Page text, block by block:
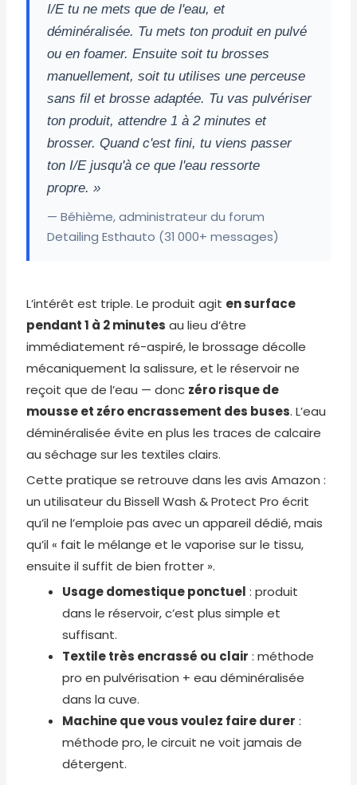
I/E tu ne mets que de l'eau, et
déminéralisée. Tu mets ton produit en pulvé
ou en foamer. Ensuite soit tu brosses
manuellement, soit tu utilises une perceuse
sans fil et brosse adaptée. Tu vas pulvériser
ton produit, attendre 1 à 2 minutes et
brosser. Quand c'est fini, tu viens passer
ton I/E jusqu'à ce que l'eau ressorte
propre. »
— Béhième, administrateur du forum
Detailing Esthauto (31 000+ messages)
L’intérêt est triple. Le produit agit en surface
pendant 1 à 2 minutes au lieu d’être
immédiatement ré-aspiré, le brossage décolle
mécaniquement la salissure, et le réservoir ne
reçoit que de l’eau — donc zéro risque de
mousse et zéro encrassement des buses. L’eau
déminéralisée évite en plus les traces de calcaire
au séchage sur les textiles clairs.
Cette pratique se retrouve dans les avis Amazon :
un utilisateur du Bissell Wash & Protect Pro écrit
qu’il ne l’emploie pas avec un appareil dédié, mais
qu’il « fait le mélange et le vaporise sur le tissu,
ensuite il suffit de bien frotter ».
Usage domestique ponctuel : produit
dans le réservoir, c’est plus simple et
suffisant.
Textile très encrassé ou clair : méthode
pro en pulvérisation + eau déminéralisée
dans la cuve.
Machine que vous voulez faire durer :
méthode pro, le circuit ne voit jamais de
détergent.